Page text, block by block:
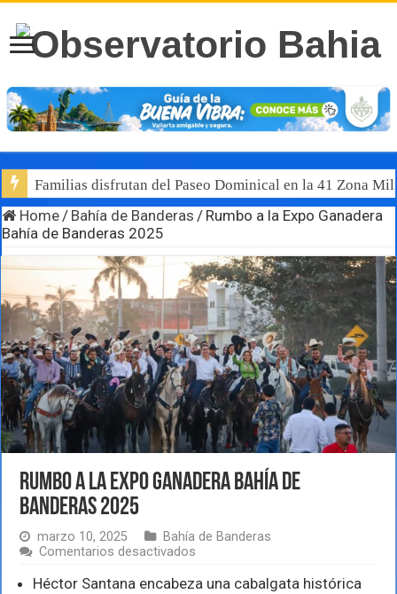
Familias disfrutan del Paseo Dominical en la 41 Zona
Home / Bahía de Banderas / Rumbo a la Expo Ganadera
Bahía de Banderas 2025
Rumbo a la Expo Ganadera Bahía de
Banderas 2025
marzo 10, 2025
Bahía de Banderas
Comentarios desactivados
a
Héctor Santana encabeza una cabalgata histórica